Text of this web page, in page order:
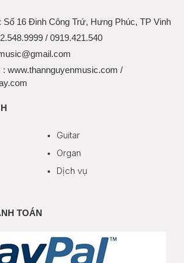
: Số 16 Đinh Công Trứ, Hưng Phúc, TP Vinh
/ 0919.421.540
: www.thannguyenmusic.com /
Guitar
Organ
Dịch vụ
TOÁN